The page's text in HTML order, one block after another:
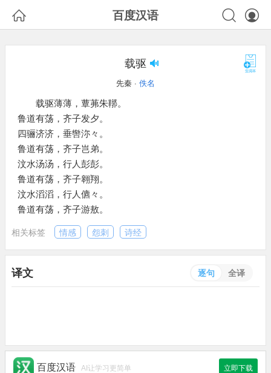
 百度汉语 

载驱
先秦 · 佚名
载驱薄薄，蕈茀朱鞹。
鲁道有荡，齐子发夕。
四骊济济，垂辔沵々。
鲁道有荡，齐子岂弟。
汶水汤汤，行人彭彭。
鲁道有荡，齐子翱翔。
汶水滔滔，行人儦々。
鲁道有荡，齐子游敖。
相关标签 情感 怨刺 诗经
译文 逐句 全译
百度汉语 AI让学习更简单 立即下载